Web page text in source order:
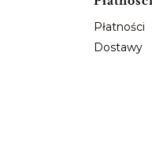
Płatności
Dostawy